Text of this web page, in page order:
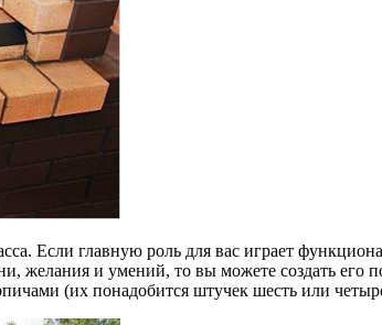
Если главную роль для вас играет
желания и умений, то вы можете создать его
(их понадобится штучек шесть или